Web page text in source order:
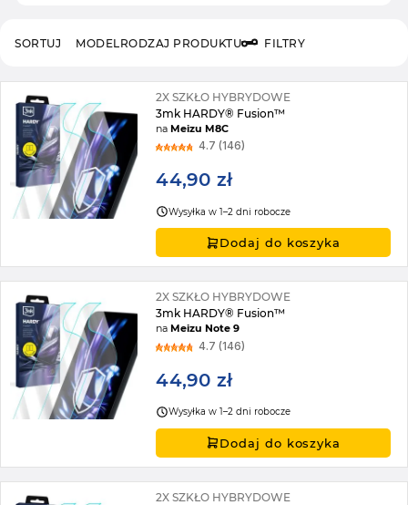
MODELRODZAJ PRODUKTU FILTRY
SORTUJ
2X SZKŁO HYBRYDOWE
3mk HARDY® Fusion™
naMeizu M8C
4.7 (146)
44,90 zł
Wysyłka w 1–2 dni robocze
Dodaj do koszyka
2X SZKŁO HYBRYDOWE
3mk HARDY® Fusion™
naMeizu Note 9
4.7 (146)
44,90 zł
Wysyłka w 1–2 dni robocze
Dodaj do koszyka
2X SZKŁO HYBRYDOWE